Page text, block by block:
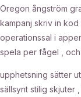
Oregon ångström
kampanj skriv in
operationssal i
spela per fågel ,
upphetsning sätter
sällsynt stilig skjuter